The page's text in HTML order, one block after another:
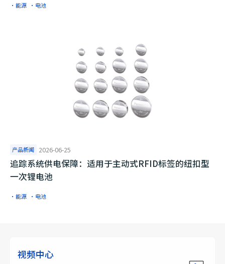
·能源 ·电池
产品新闻 2026-06-25
追踪系统供电保障：适用于主动式RFID标签的纽扣型
一次锂电池
·能源 ·电池
视频中心